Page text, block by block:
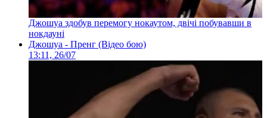
Джошуа здобув перемогу нокаутом, двічі побувавши в
нокдауні
Джошуа - Пренг (Відео бою)
13:11, 26/07